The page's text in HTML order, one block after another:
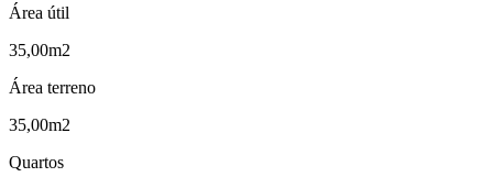
Área útil
35,00m2
Área terreno
35,00m2
Quartos